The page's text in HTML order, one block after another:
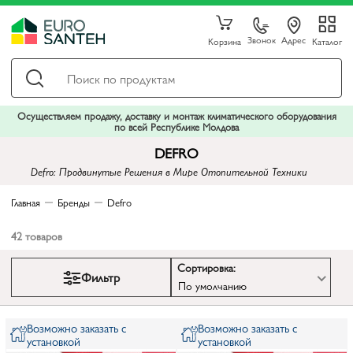
Корзина Звонок Адрес Каталог
Осуществляем продажу, доставку и монтаж климатического оборудования
по всей Республике Молдова
DEFRO
Defro: Продвинутые Решения в Мире Отопительной Техники
Главная Бренды Defro
42 товаров
Фильтр
Сортировка:
По умолчанию
Возможно заказать с
установкой
Возможно заказать с
установкой